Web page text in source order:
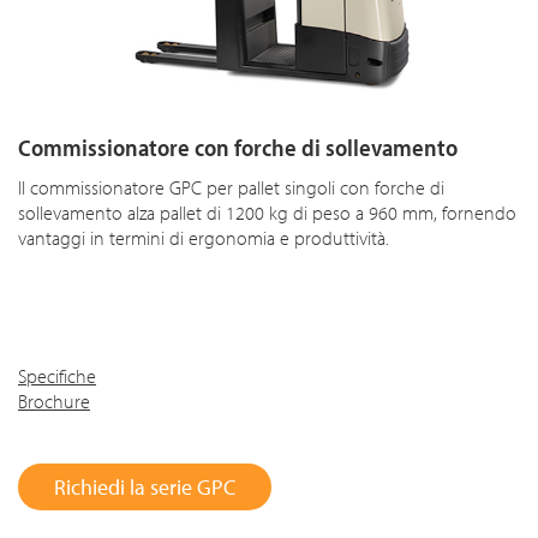
Commissionatore con forche di sollevamento
Il commissionatore GPC per pallet singoli con forche di
sollevamento alza pallet di 1200 kg di peso a 960 mm, fornendo
vantaggi in termini di ergonomia e produttività.
Specifiche
Brochure
Richiedi la serie GPC